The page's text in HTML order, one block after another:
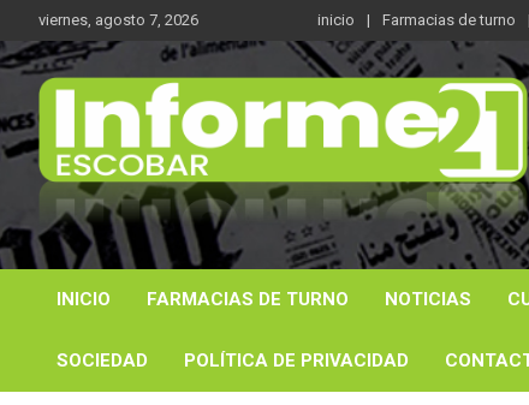
al
contenido
viernes, agosto 7, 2026 inicio Farmacias de turno
Informe 21
Noticas reales
INICIO FARMACIAS DE TURNO NOTICIAS
SOCIEDAD POLÍTICA DE PRIVACIDAD